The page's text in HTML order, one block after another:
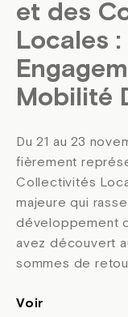
et des
Locales :
Mobilité
Du 21 au 23
fièrement
Collectivités
majeure qui
développement
avez découvert
sommes de
Voir